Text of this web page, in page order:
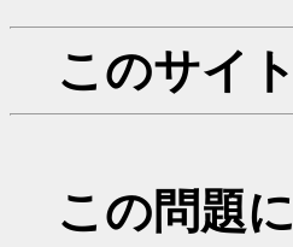
このサイ
この問題